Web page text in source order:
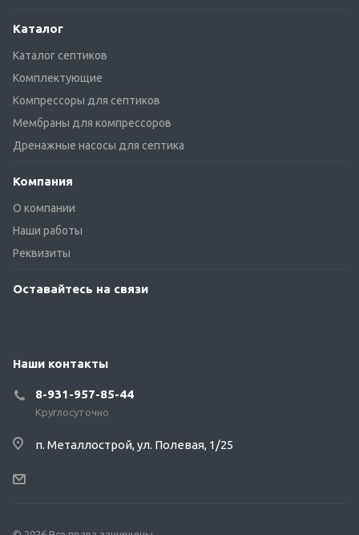
Каталог
Каталог септиков
Комплектующие
Компрессоры для септиков
Мембраны для компрессоров
Дренажные насосы для септика
Компания
О компании
Наши работы
Реквизиты
Оставайтесь на связи
Наши контакты
8-931-957-85-44
Круглосуточно
п. Металлострой, ул. Полевая, 1/25